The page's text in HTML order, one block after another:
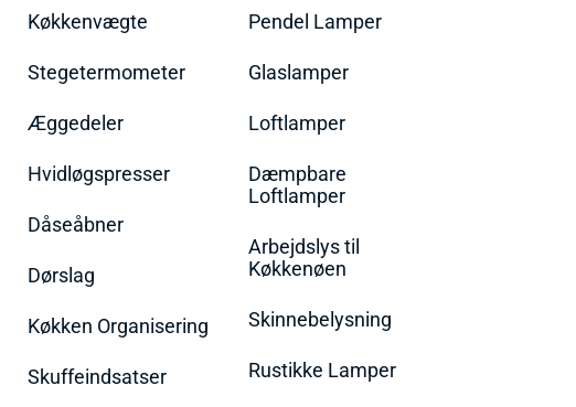
Køkkenvægte
Stegetermometer
Æggedeler
Hvidløgspresser
Dåseåbner
Dørslag
Køkken Organisering
Skuffeindsatser
Pendel Lamper
Glaslamper
Loftlamper
Dæmpbare
Loftlamper
Arbejdslys til
Køkkenøen
Skinnebelysning
Rustikke Lamper